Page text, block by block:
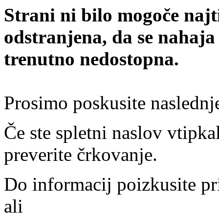
Strani ni bilo mogoče
odstranjena, da se
trenutno nedostopna.
Prosimo poskusite
Če ste spletni naslov
preverite črkovanje.
Do informacij poizkusite
ali